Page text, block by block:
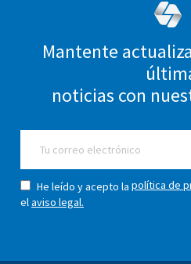
Mantente
noticias con
He leído y acepto la política de
el aviso legal.